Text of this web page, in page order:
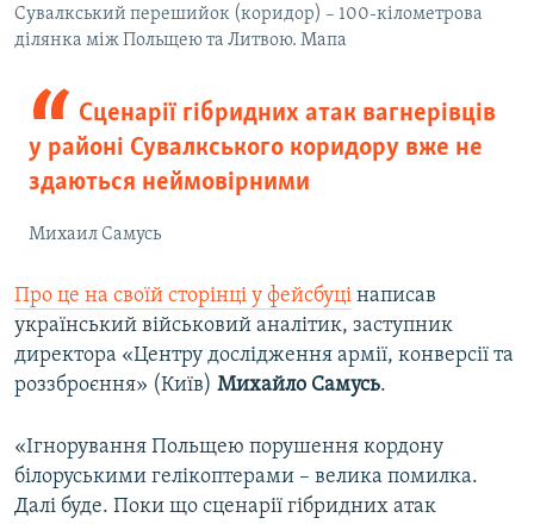
Сувалкський перешийок (коридор) – 100-кілометрова
ділянка між Польщею та Литвою. Мапа
Сценарії гібридних атак вагнерівців
у районі Сувалкського коридору вже не
здаються неймовірними
Михаил Самусь
Про це на своїй сторінці у фейсбуці написав
український військовий аналітик, заступник
директора «Центру дослідження армії, конверсії та
роззброєння» (Київ) Михайло Самусь.
«Ігнорування Польщею порушення кордону
білоруськими гелікоптерами – велика помилка.
Далі буде. Поки що сценарії гібридних атак